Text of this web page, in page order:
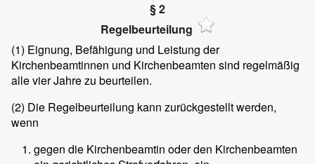
§ 2
Regelbeurteilung
(1) Eignung, Befähigung und Leistung der
Kirchenbeamtinnen und Kirchenbeamten sind regelmäßig
alle vier Jahre zu beurteilen.
(2) Die Regelbeurteilung kann zurückgestellt werden,
wenn
gegen die Kirchenbeamtin oder den Kirchenbeamten